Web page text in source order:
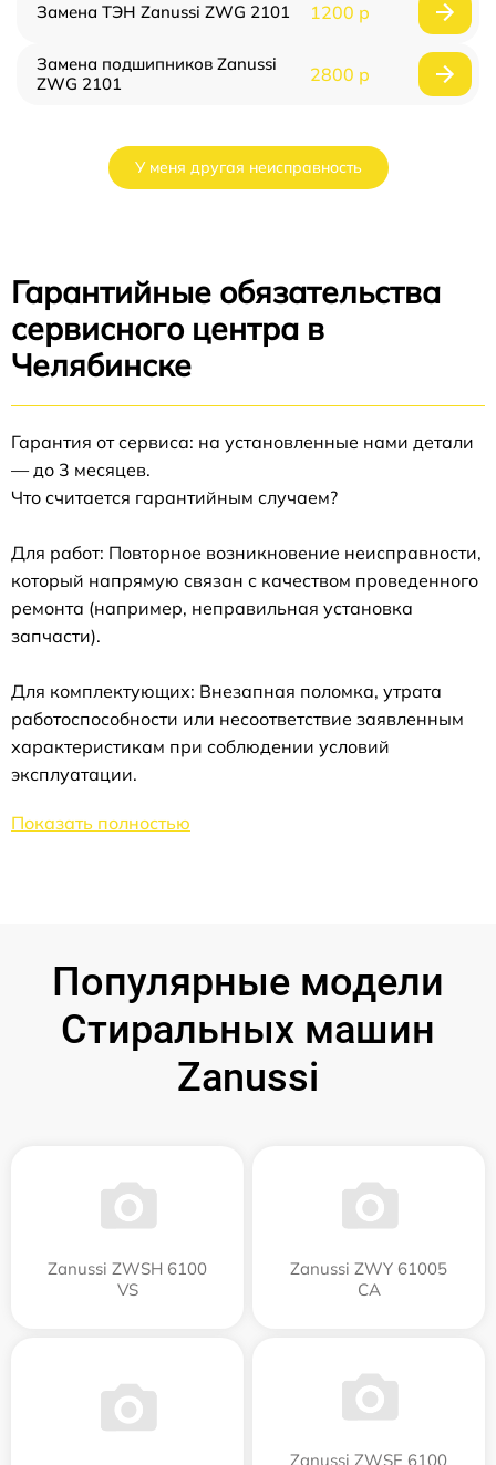
Замена ТЭН Zanussi ZWG 2101 1200 р
Замена подшипников Zanussi
ZWG 2101
2800 р
У меня другая неисправность
Гарантийные обязательства
сервисного центра в
Челябинске
Гарантия от сервиса: на установленные нами детали
— до 3 месяцев.
Что считается гарантийным случаем?
Для работ: Повторное возникновение неисправности,
который напрямую связан с качеством проведенного
ремонта (например, неправильная установка
запчасти).
Для комплектующих: Внезапная поломка, утрата
работоспособности или несоответствие заявленным
характеристикам при соблюдении условий
эксплуатации.
Показать полностью
Популярные модели
Стиральных машин
Zanussi
Zanussi ZWSH 6100
VS
Zanussi ZWY 61005
CA
Zanussi ZWSE 6100